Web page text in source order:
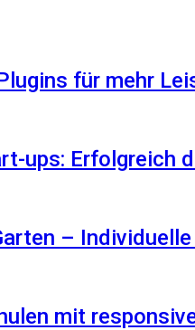
für mehr
ups: Erfolgreich
–
mit